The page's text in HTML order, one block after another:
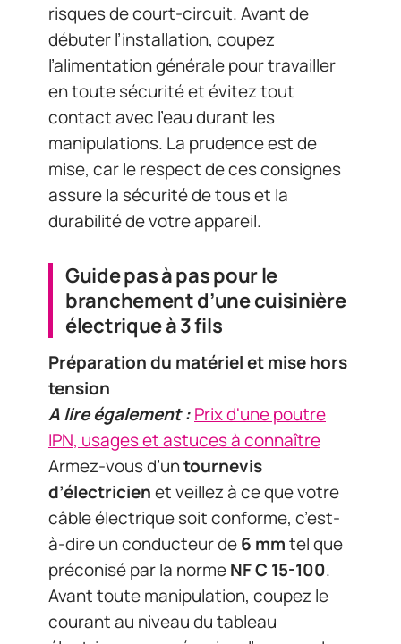
risques de court-circuit. Avant de
débuter l’installation, coupez
l’alimentation générale pour travailler
en toute sécurité et évitez tout
contact avec l’eau durant les
manipulations. La prudence est de
mise, car le respect de ces consignes
assure la sécurité de tous et la
durabilité de votre appareil.
Guide pas à pas pour le
branchement d’une cuisinière
électrique à 3 fils
Préparation du matériel et mise hors
tension
A lire également :Prix d'une poutre
IPN, usages et astuces à connaître
Armez-vous d’untournevis
d’électricienet veillez à ce que votre
câble électrique soit conforme, c’est-
à-dire un conducteur de6 mmtel que
préconisé par la normeNF C 15-100.
Avant toute manipulation, coupez le
courant au niveau du tableau